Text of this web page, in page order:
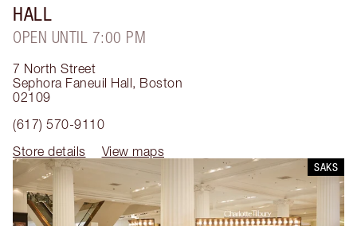
HALL
OPEN UNTIL 7:00 PM
7 North Street
Sephora Faneuil Hall, Boston
02109
(617) 570-9110
Store details
View maps
SAKS